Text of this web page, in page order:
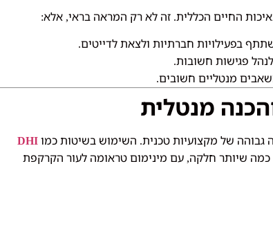
החיים הכללית. זה לא רק המראה בראי, אלא:
בפעילויות חברתיות ולצאת לדייטים.
פגישות חשובות.
מנטליים חשובים.
מנטלית
גבוהה של מקצועיות טכנית. השימוש בשיטות כמו DHI
כמה שיותר חלקה, עם מינימום טראומה לעור הקרקפת